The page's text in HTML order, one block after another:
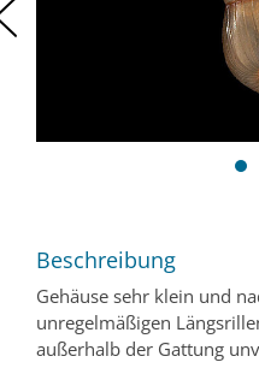
Beschreibung
Gehäuse sehr klein und
unregelmäßigen
außerhalb der Gattung